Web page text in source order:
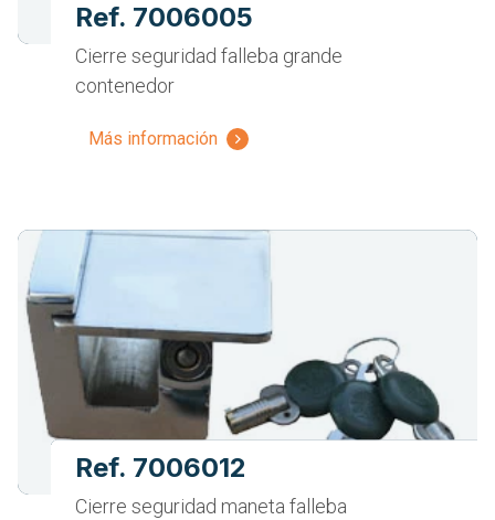
Ref. 7006005
Cierre seguridad falleba grande
contenedor
Más información
Ref. 7006012
Cierre seguridad maneta falleba